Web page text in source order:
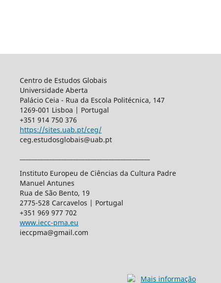
Centro de Estudos Globais
Universidade Aberta
Palácio Ceia - Rua da Escola Politécnica, 147
1269-001 Lisboa | Portugal
+351 914 750 376
https://sites.uab.pt/ceg/
ceg.estudosglobais@uab.pt
Instituto Europeu de Ciências da Cultura Padre
Manuel Antunes
Rua de São Bento, 19
2775-528 Carcavelos | Portugal
+351 969 977 702
www.iecc-pma.eu
ieccpma@gmail.com